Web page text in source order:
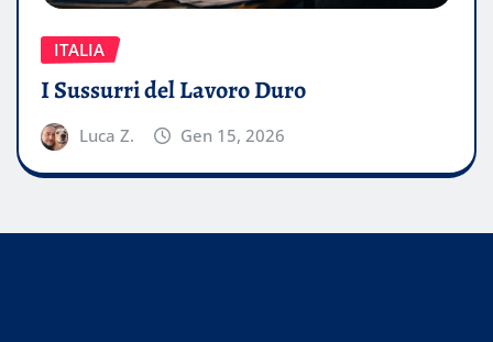
ITALIA
I Sussurri del Lavoro Duro
Luca Z. Gen 15, 2026